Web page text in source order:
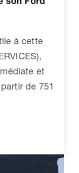
à cette
et
de 751